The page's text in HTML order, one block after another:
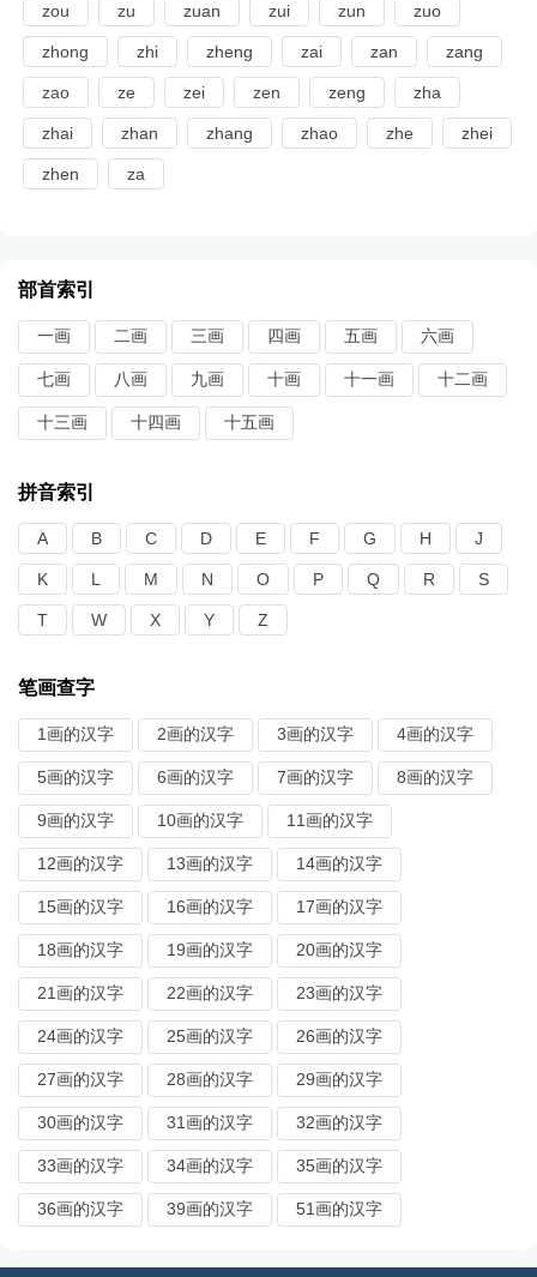
zou zu zuan zui zun zuo
zhong zhi zheng zai zan zang
zao ze zei zen zeng zha
zhai zhan zhang zhao zhe zhei
zhen za
部首索引
一画 二画 三画 四画 五画 六画
七画 八画 九画 十画 十一画 十二画
十三画 十四画 十五画
拼音索引
A B C D E F G H J
K L M N O P Q R S
T W X Y Z
笔画查字
1画的汉字 2画的汉字 3画的汉字 4画的汉字
5画的汉字 6画的汉字 7画的汉字 8画的汉字
9画的汉字 10画的汉字 11画的汉字
12画的汉字 13画的汉字 14画的汉字
15画的汉字 16画的汉字 17画的汉字
18画的汉字 19画的汉字 20画的汉字
21画的汉字 22画的汉字 23画的汉字
24画的汉字 25画的汉字 26画的汉字
27画的汉字 28画的汉字 29画的汉字
30画的汉字 31画的汉字 32画的汉字
33画的汉字 34画的汉字 35画的汉字
36画的汉字 39画的汉字 51画的汉字